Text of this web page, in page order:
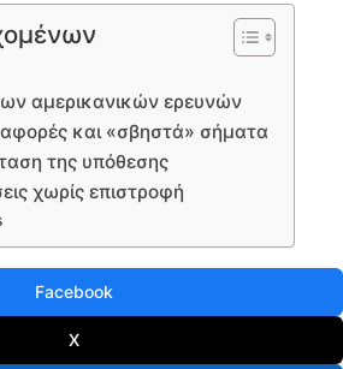
αμερικανικών ερευνών
και «σβηστά» σήματα
της υπόθεσης
χωρίς επιστροφή
Facebook
X